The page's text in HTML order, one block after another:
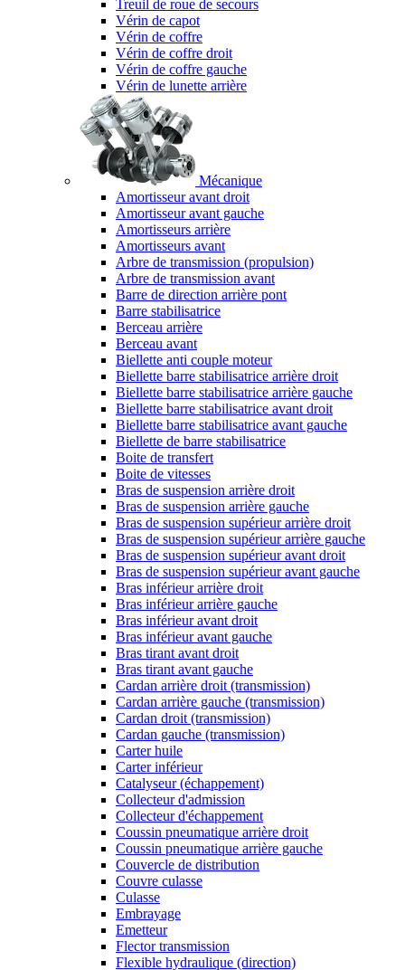
Treuil de roue de secours
Vérin de capot
Vérin de coffre
Vérin de coffre droit
Vérin de coffre gauche
Vérin de lunette arrière
Mécanique
Amortisseur avant droit
Amortisseur avant gauche
Amortisseurs arrière
Amortisseurs avant
Arbre de transmission (propulsion)
Arbre de transmission avant
Barre de direction arrière pont
Barre stabilisatrice
Berceau arrière
Berceau avant
Biellette anti couple moteur
Biellette barre stabilisatrice arrière droit
Biellette barre stabilisatrice arrière gauche
Biellette barre stabilisatrice avant droit
Biellette barre stabilisatrice avant gauche
Biellette de barre stabilisatrice
Boite de transfert
Boite de vitesses
Bras de suspension arrière droit
Bras de suspension arrière gauche
Bras de suspension supérieur arrière droit
Bras de suspension supérieur arrière gauche
Bras de suspension supérieur avant droit
Bras de suspension supérieur avant gauche
Bras inférieur arrière droit
Bras inférieur arrière gauche
Bras inférieur avant droit
Bras inférieur avant gauche
Bras tirant avant droit
Bras tirant avant gauche
Cardan arrière droit (transmission)
Cardan arrière gauche (transmission)
Cardan droit (transmission)
Cardan gauche (transmission)
Carter huile
Carter inférieur
Catalyseur (échappement)
Collecteur d'admission
Collecteur d'échappement
Coussin pneumatique arrière droit
Coussin pneumatique arrière gauche
Couvercle de distribution
Couvre culasse
Culasse
Embrayage
Emetteur
Flector transmission
Flexible hydraulique (direction)